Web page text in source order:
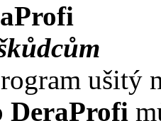
ušitý
DeraProfi